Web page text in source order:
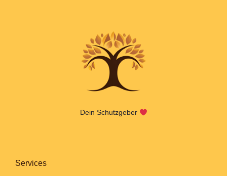
Dein Schutzgeber
Services